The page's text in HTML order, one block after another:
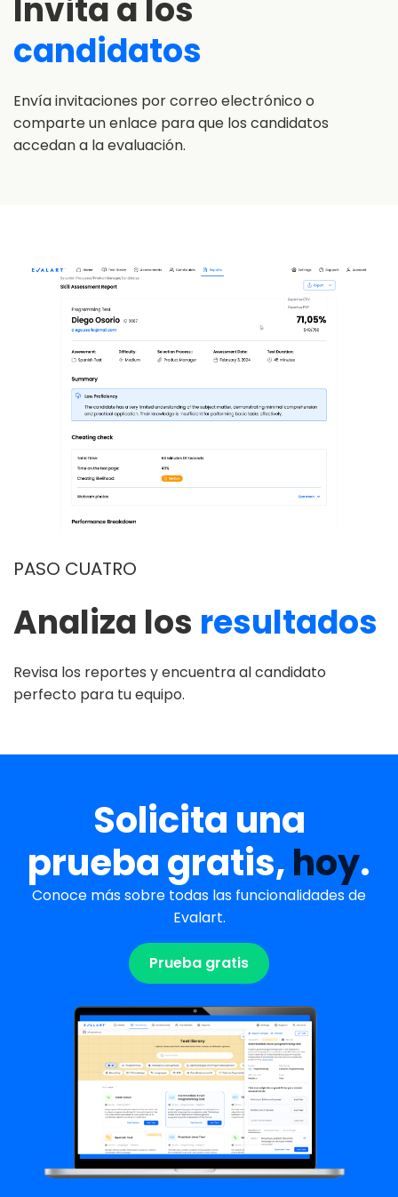
Invita a los
candidatos
Envía invitaciones por correo electrónico o
comparte un enlace para que los candidatos
accedan a la evaluación.
PASO CUATRO
Analiza los resultados
Revisa los reportes y encuentra al candidato
perfecto para tu equipo.
Solicita una
prueba gratis,hoy.
Conoce más sobre todas las funcionalidades de
Evalart.
Prueba gratis